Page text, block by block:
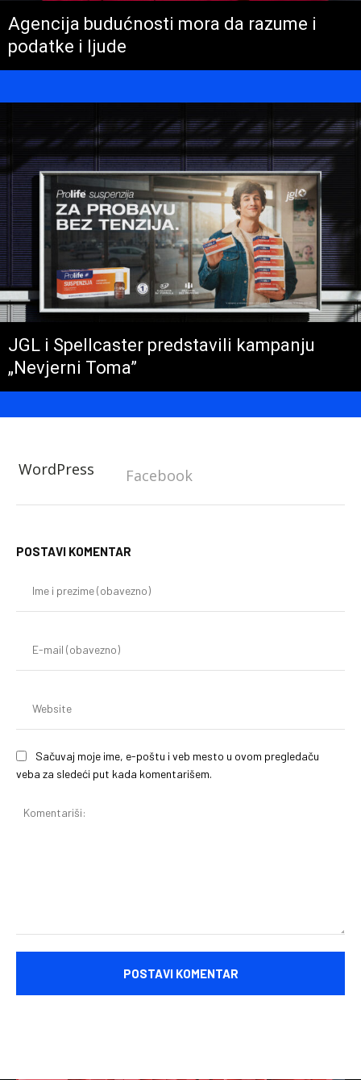
Agencija budućnosti mora da razume i
podatke i ljude
JGL i Spellcaster predstavili kampanju
„Nevjerni Toma”
WordPress Facebook
POSTAVI KOMENTAR
Sačuvaj moje ime, e-poštu i veb mesto u ovom pregledaču
veba za sledeći put kada komentarišem.